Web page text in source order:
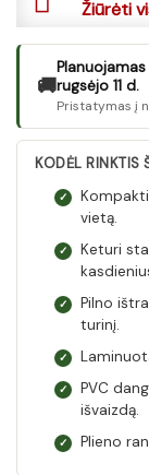
Žiūrėti
🚚rugsėjo 11 d.
Pristatymas į
KODĖL RINKTIS
✓
vietą.
✓
Keturi
✓
Pilno
turinį.
✓
✓
PVC
išvaizdą.
✓ Plieno